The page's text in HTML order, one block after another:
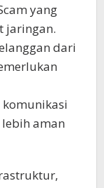
yang
jaringan.
dari
aman